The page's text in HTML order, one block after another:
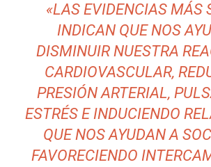
«LAS EVIDENCIAS MÁS
INDICAN QUE NOS
DISMINUIR NUESTRA
CARDIOVASCULAR,
PRESIÓN ARTERIAL,
ESTRÉS E INDUCIENDO
QUE NOS AYUDAN A
FAVORECIENDO